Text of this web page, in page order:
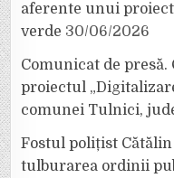
aferente unui
verde 30/06/2026
Comunicat de
proiectul
comunei Tulnici,
Fostul polițist
tulburarea ordinii